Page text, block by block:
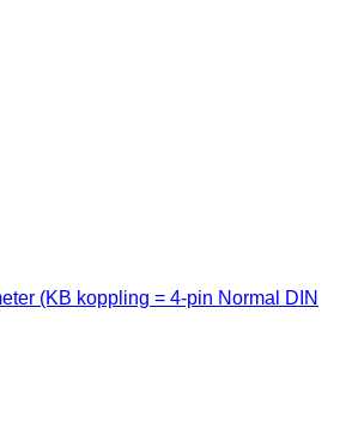
(KB koppling = 4-pin Normal DIN